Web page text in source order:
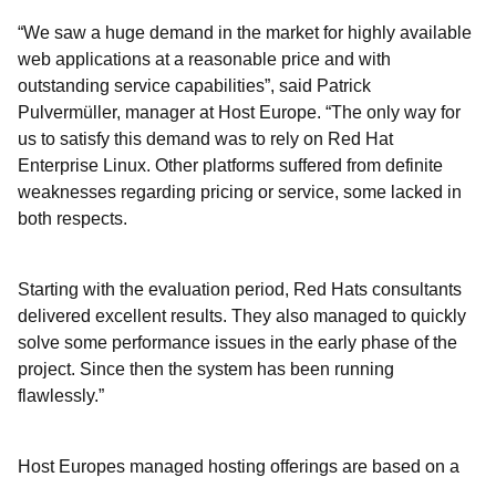
“We saw a huge demand in the market for highly available
web applications at a reasonable price and with
outstanding service capabilities”, said Patrick
Pulvermüller, manager at Host Europe. “The only way for
us to satisfy this demand was to rely on Red Hat
Enterprise Linux. Other platforms suffered from definite
weaknesses regarding pricing or service, some lacked in
both respects.
Starting with the evaluation period, Red Hats consultants
delivered excellent results. They also managed to quickly
solve some performance issues in the early phase of the
project. Since then the system has been running
flawlessly.”
Host Europes managed hosting offerings are based on a